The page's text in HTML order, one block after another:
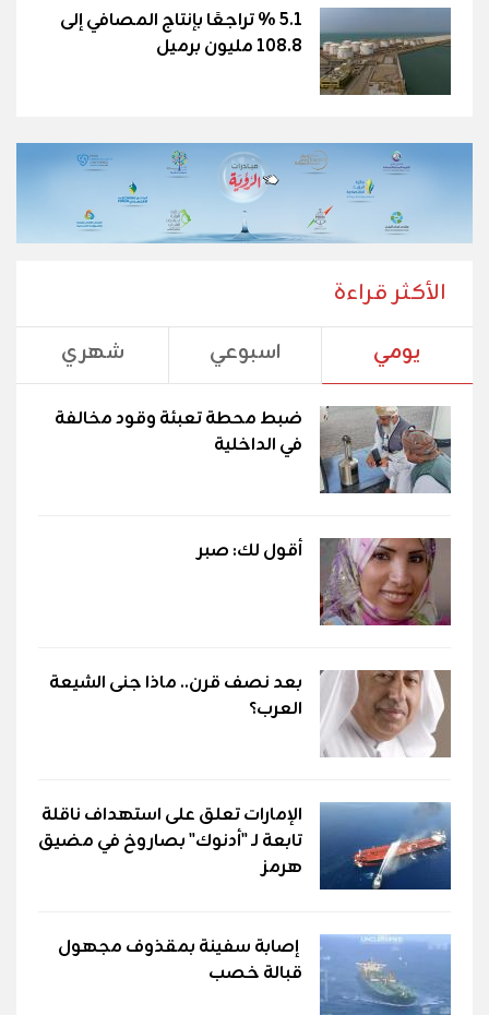
5.1 % تراجعًا بإنتاج المصافي إلى
108.8 مليون برميل
الأكثر قراءة
يومي اسبوعي شهري
ضبط محطة تعبئة وقود مخالفة
في الداخلية
أقول لك: صبر
بعد نصف قرن.. ماذا جنى الشيعة
العرب؟
الإمارات تعلق على استهداف ناقلة
تابعة لـ "أدنوك" بصاروخ في مضيق
هرمز
إصابة سفينة بمقذوف مجهول
قبالة خصب